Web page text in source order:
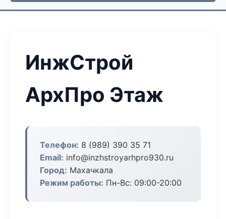
ИнжСтрой
АрхПро Этаж
Телефон: 8 (989) 390 35 71
Email: info@inzhstroyarhpro930.ru
Город: Махачкала
Режим работы: Пн-Вс: 09:00-20:00